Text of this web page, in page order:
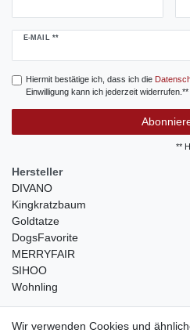
E-MAIL **
Newsletter
Hiermit bestätige ich, dass ich die
Einwilligung kann ich jederzeit widerrufen.**
**
Hersteller
DIVANO
Kingkratzbaum
Goldtatze
DogsFavorite
MERRYFAIR
SIHOO
Wohnling
weitere Shops
Wir verwenden Cookies und